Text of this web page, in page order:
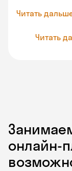
Читать
Читать
онлайн-